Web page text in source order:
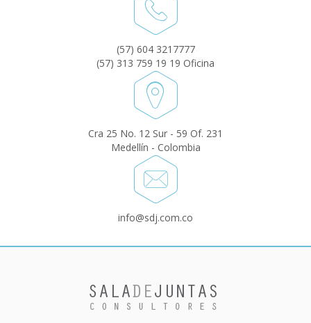
(57) 604 3217777
(57) 313 759 19 19 Oficina
Cra 25 No. 12 Sur - 59 Of. 231
Medellín - Colombia
info@sdj.com.co